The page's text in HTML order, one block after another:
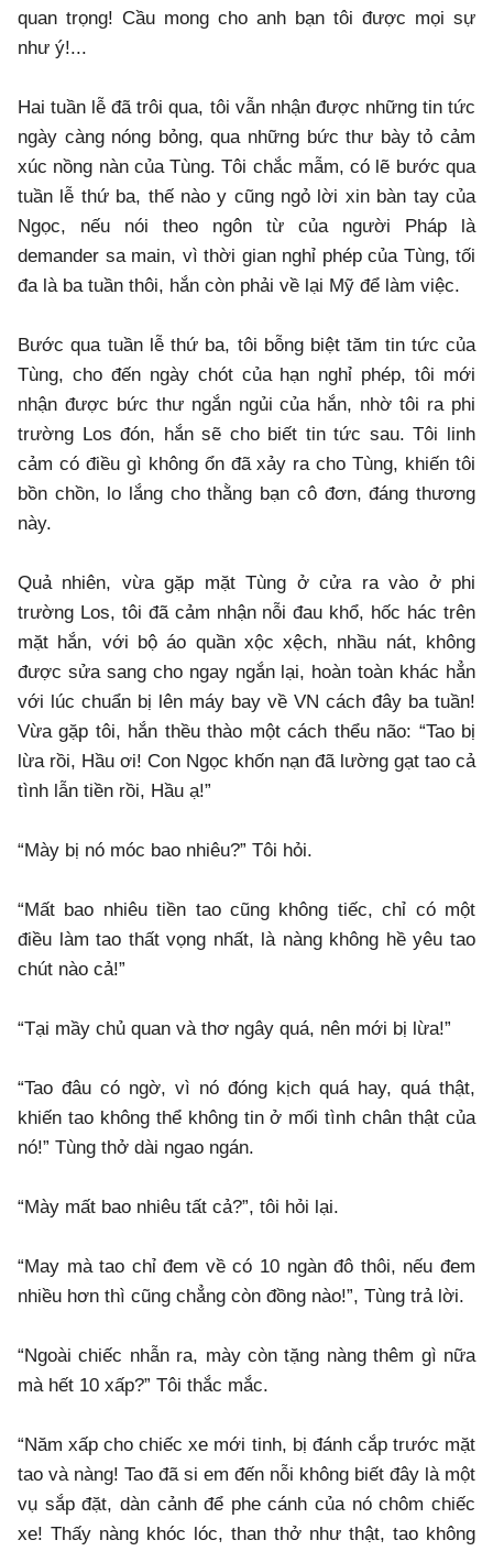
quan trọng! Cầu mong cho anh bạn tôi được mọi sự
như ý!...
Hai tuần lễ đã trôi qua, tôi vẫn nhận được những tin tức
ngày càng nóng bỏng, qua những bức thư bày tỏ cảm
xúc nồng nàn của Tùng. Tôi chắc mẫm, có lẽ bước qua
tuần lễ thứ ba, thế nào y cũng ngỏ lời xin bàn tay của
Ngọc, nếu nói theo ngôn từ của người Pháp là
demander sa main, vì thời gian nghỉ phép của Tùng, tối
đa là ba tuần thôi, hắn còn phải về lại Mỹ để làm việc.
Bước qua tuần lễ thứ ba, tôi bỗng biệt tăm tin tức của
Tùng, cho đến ngày chót của hạn nghỉ phép, tôi mới
nhận được bức thư ngắn ngủi của hắn, nhờ tôi ra phi
trường Los đón, hắn sẽ cho biết tin tức sau. Tôi linh
cảm có điều gì không ổn đã xảy ra cho Tùng, khiến tôi
bồn chồn, lo lắng cho thằng bạn cô đơn, đáng thương
này.
Quả nhiên, vừa gặp mặt Tùng ở cửa ra vào ở phi
trường Los, tôi đã cảm nhận nỗi đau khổ, hốc hác trên
mặt hắn, với bộ áo quần xộc xệch, nhầu nát, không
được sửa sang cho ngay ngắn lại, hoàn toàn khác hẳn
với lúc chuẩn bị lên máy bay về VN cách đây ba tuần!
Vừa gặp tôi, hắn thều thào một cách thểu não: “Tao bị
lừa rồi, Hầu ơi! Con Ngọc khốn nạn đã lường gạt tao cả
tình lẫn tiền rồi, Hầu ạ!”
“Mày bị nó móc bao nhiêu?” Tôi hỏi.
“Mất bao nhiêu tiền tao cũng không tiếc, chỉ có một
điều làm tao thất vọng nhất, là nàng không hề yêu tao
chút nào cả!”
“Tại mầy chủ quan và thơ ngây quá, nên mới bị lừa!”
“Tao đâu có ngờ, vì nó đóng kịch quá hay, quá thật,
khiến tao không thể không tin ở mối tình chân thật của
nó!” Tùng thở dài ngao ngán.
“Mày mất bao nhiêu tất cả?”, tôi hỏi lại.
“May mà tao chỉ đem về có 10 ngàn đô thôi, nếu đem
nhiều hơn thì cũng chẳng còn đồng nào!”, Tùng trả lời.
“Ngoài chiếc nhẫn ra, mày còn tặng nàng thêm gì nữa
mà hết 10 xấp?” Tôi thắc mắc.
“Năm xấp cho chiếc xe mới tinh, bị đánh cắp trước mặt
tao và nàng! Tao đã si em đến nỗi không biết đây là một
vụ sắp đặt, dàn cảnh để phe cánh của nó chôm chiếc
xe! Thấy nàng khóc lóc, than thở như thật, tao không